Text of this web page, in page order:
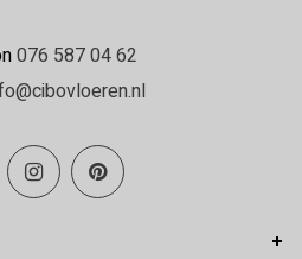
076 587 04 62